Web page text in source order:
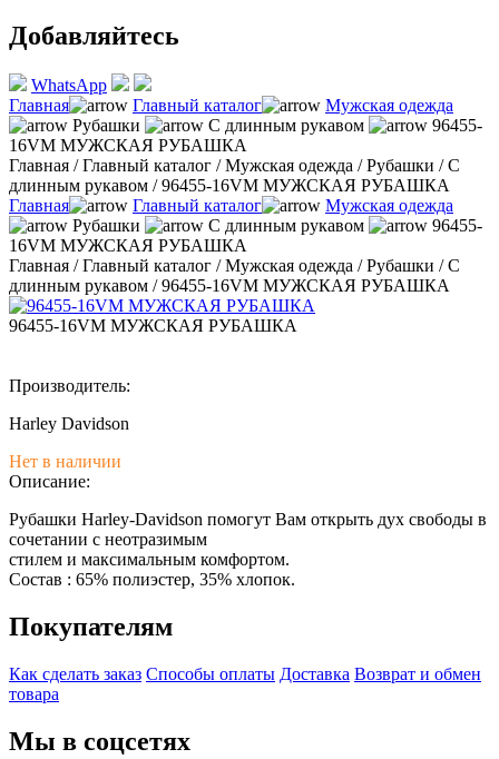
Добавляйтесь
WhatsApp
Главная
Главный каталог
Мужская одежда
Рубашки
С длинным рукавом
96455-
16VM МУЖСКАЯ РУБАШКА
Главная /Главный каталог /Мужская одежда /Рубашки /С
длинным рукавом /96455-16VM МУЖСКАЯ РУБАШКА
Главная
Главный каталог
Мужская одежда
Рубашки
С длинным рукавом
96455-
16VM МУЖСКАЯ РУБАШКА
Главная /Главный каталог /Мужская одежда /Рубашки /С
длинным рукавом /96455-16VM МУЖСКАЯ РУБАШКА
96455-16VM МУЖСКАЯ РУБАШКА
Производитель:
Harley Davidson
Нет в наличии
Описание:
Рубашки Harley-Davidson помогут Вам открыть дух свободы в
сочетании с неотразимым
стилем и максимальным комфортом.
Состав : 65% полиэстер, 35% хлопок.
Покупателям
Как сделать заказ Способы оплаты Доставка Возврат и обмен
товара
Мы в соцсетях